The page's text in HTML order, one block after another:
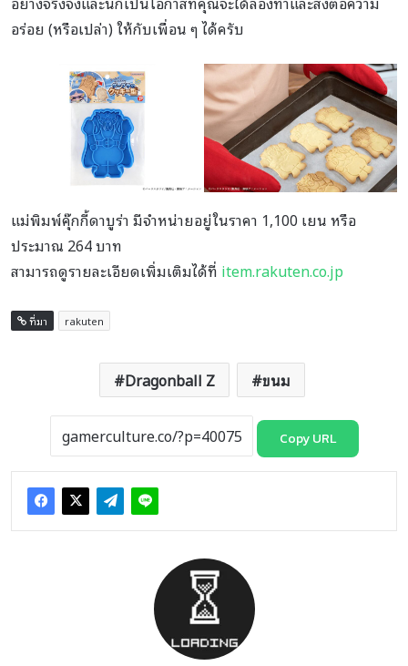
อร่อย (หรือเปล่า) ให้กับเพื่อน ๆ ได้ครับ
แม่พิมพ์คุ๊กกี้ดาบูร่า มีจำหน่ายอยู่ในราคา 1,100 เยน หรือ
ประมาณ 264 บาท
สามารถดูรายละเอียดเพิ่มเติมได้ที่ item.rakuten.co.jp
ที่มา rakuten
Dragonball Z ขนม
Copy URL